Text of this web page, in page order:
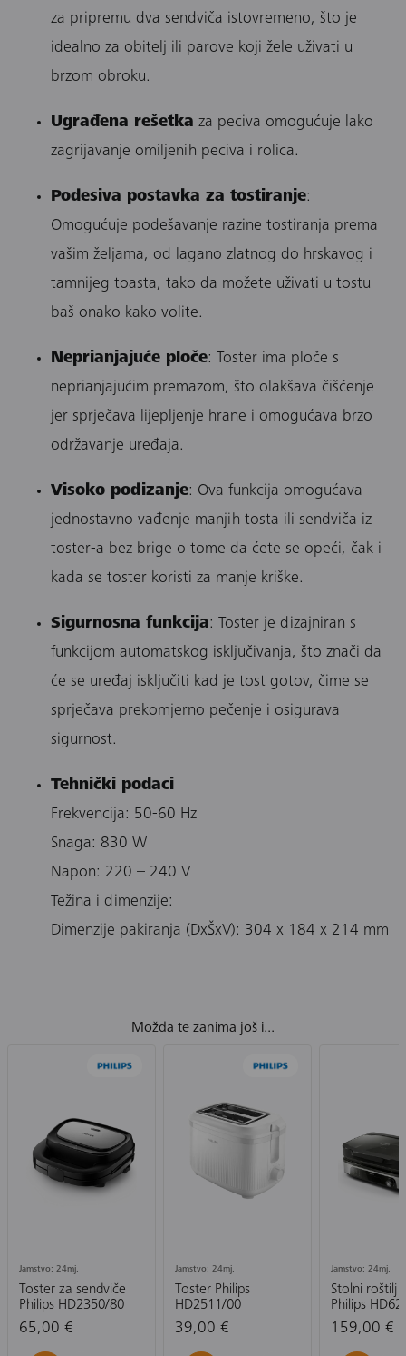
za pripremu dva sendviča istovremeno, što je
idealno za obitelj ili parove koji žele uživati u
brzom obroku.
Ugrađena rešetka za peciva omogućuje lako
zagrijavanje omiljenih peciva i rolica.
Podesiva postavka za tostiranje:
Omogućuje podešavanje razine tostiranja prema
vašim željama, od lagano zlatnog do hrskavog i
tamnijeg toasta, tako da možete uživati u tostu
baš onako kako volite.
Neprianjajuće ploče: Toster ima ploče s
neprianjajućim premazom, što olakšava čišćenje
jer sprječava lijepljenje hrane i omogućava brzo
održavanje uređaja.
Visoko podizanje: Ova funkcija omogućava
jednostavno vađenje manjih tosta ili sendviča iz
toster-a bez brige o tome da ćete se opeći, čak i
kada se toster koristi za manje kriške.
Sigurnosna funkcija: Toster je dizajniran s
funkcijom automatskog isključivanja, što znači da
će se uređaj isključiti kad je tost gotov, čime se
sprječava prekomjerno pečenje i osigurava
sigurnost.
Tehnički podaci
Frekvencija: 50-60 Hz
Snaga: 830 W
Napon: 220 – 240 V
Težina i dimenzije:
Dimenzije pakiranja (DxŠxV): 304 x 184 x 214 mm
Možda te zanima još i...
Jamstvo: 24mj.
Toster za sendviče
Philips HD2350/80
65,00 €
Jamstvo: 24mj.
Toster Philips
HD2511/00
39,00 €
Jamstvo: 24mj.
Stolni roštilj
Philips
159,00 €